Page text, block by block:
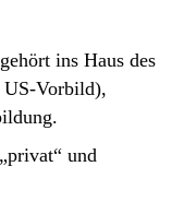
ins Haus des
US-Vorbild),
und